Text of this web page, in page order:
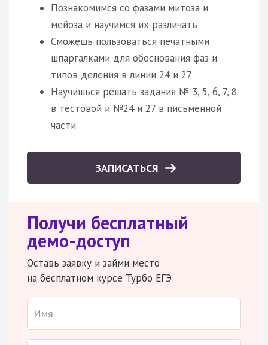
Познакомимся со фазами митоза и
мейоза и научимся их различать
Сможешь пользоваться печатными
шпаргалками для обоснования фаз и
типов деления в линии 24 и 27
Научишься решать задания № 3, 5, 6, 7, 8
в тестовой и №24 и 27 в письменной
части
ЗАПИСАТЬСЯ
Получи бесплатный
демо-доступ
Оставь заявку и займи место
на бесплатном курсе Турбо ЕГЭ